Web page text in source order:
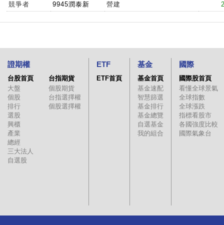
競爭者 9945潤泰新 營建
證期權
台股首頁
大盤
個股
排行
選股
興櫃
產業
總經
三大法人
自選股
台指期貨
個股期貨
台指選擇權
個股選擇權
ETF
ETF首頁
基金
基金首頁
基金速配
智慧篩選
基金排行
基金總覽
自選基金
我的組合
國際
國際股首頁
看懂全球景氣
全球指數
全球漲跌
指標看股市
各國強度比較
國際氣象台